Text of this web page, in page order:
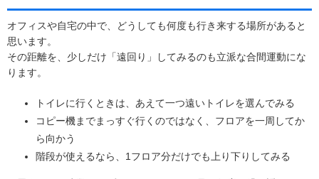
オフィスや自宅の中で、どうしても何度も行き来する場所があると
思います。
その距離を、少しだけ「遠回り」してみるのも立派な合間運動にな
ります。
トイレに行くときは、あえて一つ遠いトイレを選んでみる
コピー機までまっすぐ行くのではなく、フロアを一周してか
ら向かう
階段が使えるなら、1フロア分だけでも上り下りしてみる